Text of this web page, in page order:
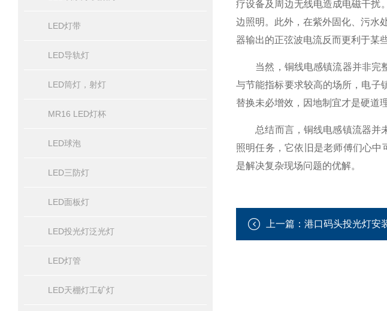
LED灯带
LED导轨灯
LED筒灯，射灯
MR16 LED灯杯
LED球泡
LED三防灯
LED面板灯
LED投光灯泛光灯
LED灯管
LED天棚灯工矿灯
疗设备及周边无线电造成电磁干扰
边照明。此外，在紫外固化、污水
器输出的正弦波电流反而更利于某
当然，铜线电感镇流器并非完整
与节能指标要求较高的场所，电子
替换未必增效，因地制宜才是硬道理
总结而言，铜线电感镇流器并未
照明任务，它依旧是老师傅们心中
是解决复杂现场问题的优解。
上一篇： 港口码头投光灯安装高